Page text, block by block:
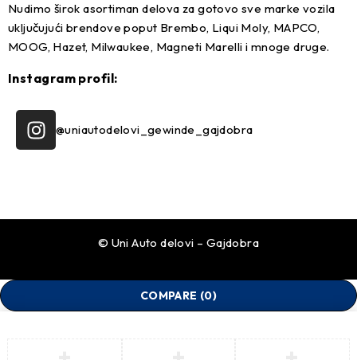
Nudimo širok asortiman delova za gotovo sve marke vozila
uključujući brendove poput Brembo, Liqui Moly, MAPCO,
MOOG, Hazet, Milwaukee, Magneti Marelli i mnoge druge.
Instagram profil:
@uniautodelovi_gewinde_gajdobra
© Uni Auto delovi – Gajdobra
COMPARE (0)